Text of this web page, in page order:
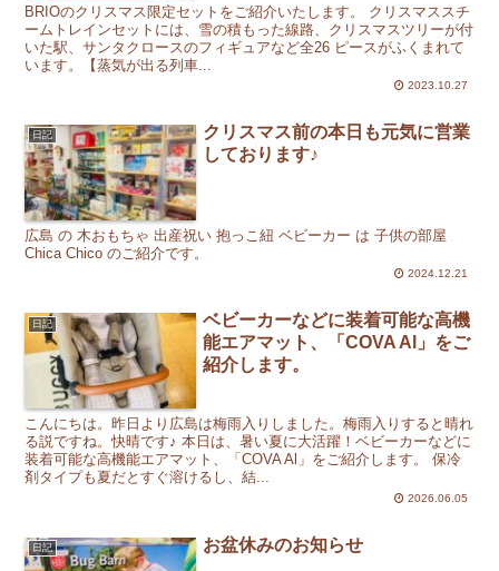
BRIOのクリスマス限定セットをご紹介いたします。 クリスマススチ
ームトレインセットには、雪の積もった線路、クリスマスツリーが付
いた駅、サンタクロースのフィギュアなど全26 ピースがふくまれて
います。【蒸気が出る列車...
2023.10.27
日記
クリスマス前の本日も元気に営業
しております♪
広島 の 木おもちゃ 出産祝い 抱っこ紐 ベビーカー は 子供の部屋
Chica Chico のご紹介です。
2024.12.21
日記
ベビーカーなどに装着可能な高機
能エアマット、「COVA Al」をご
紹介します。
こんにちは。昨日より広島は梅雨入りしました。梅雨入りすると晴れ
る説ですね。快晴です♪ 本日は、暑い夏に大活躍！ベビーカーなどに
装着可能な高機能エアマット、「COVA Al」をご紹介します。 保冷
剤タイプも夏だとすぐ溶けるし、結...
2026.06.05
日記 お盆休みのお知らせ